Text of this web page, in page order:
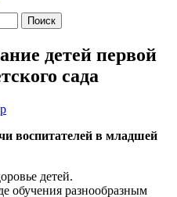
детей первой
сада
воспитателей в младшей
детей.
обучения разнообразным